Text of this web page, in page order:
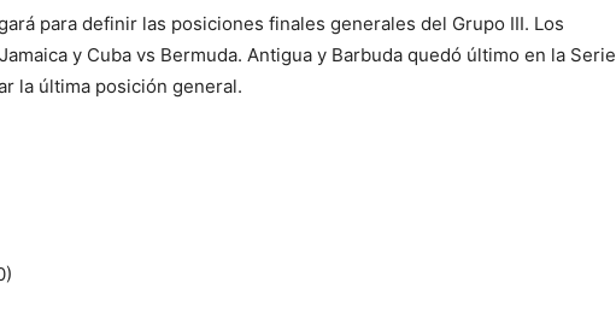
para definir las posiciones finales generales del Grupo III. Los
y Cuba vs Bermuda. Antigua y Barbuda quedó último en la Serie
la última posición general.